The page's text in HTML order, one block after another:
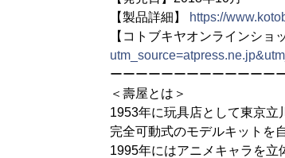
【製品詳細】
https://
【コトブキヤオンラインショ
ーーーーーーーーーーーーー
＜壽屋とは＞
1953年に玩具店として東京立
完全可動式のモデルキットを
1995年にはアニメキャラを立